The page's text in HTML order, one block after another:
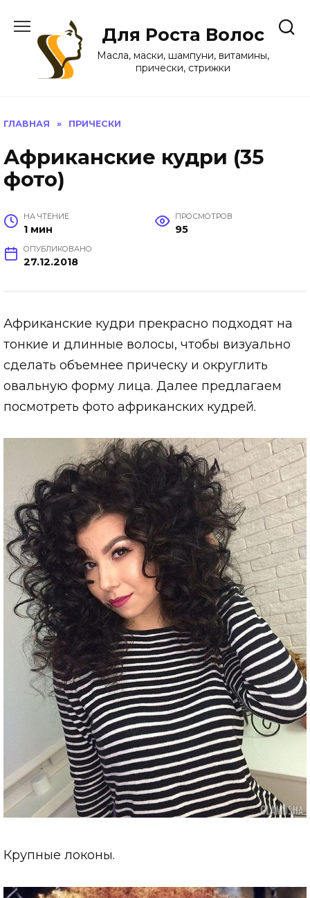
содержанию
Для Роста Волос
Масла, маски, шампуни, витамины,
прически, стрижки
ГЛАВНАЯ » ПРИЧЕСКИ
Африканские кудри (35
фото)
НА ЧТЕНИЕ
1 мин
ПРОСМОТРОВ
95
ОПУБЛИКОВАНО
27.12.2018
Африканские кудри прекрасно подходят на
тонкие и длинные волосы, чтобы визуально
сделать объемнее прическу и округлить
овальную форму лица. Далее предлагаем
посмотреть фото африканских кудрей.
Крупные локоны.